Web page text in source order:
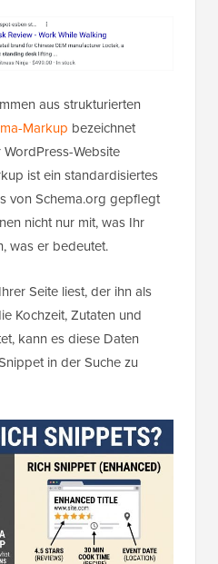
aus strukturierten
Markup bezeichnet
Website
ist ein standardisiertes
von Schema.org gepflegt
nicht nur mit, was Ihr
was er bedeutet.
Seite liest, der ihn als
Kochzeit, Zutaten und
kann es diese Daten
in der Suche zu